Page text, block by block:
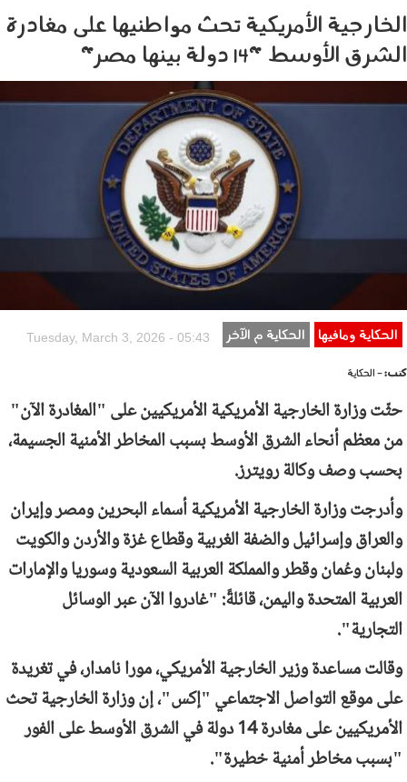
الخارجية الأمريكية تحث مواطنيها على مغادرة
الشرق الأوسط "14 دولة بينها مصر"
030302.jpg
الحكاية ومافيها الحكاية م الآخر Tuesday, March 3, 2026 - 05:43
كتب:- الحكاية
حثّت وزارة الخارجية الأمريكية الأمريكيين على "المغادرة الآن"
من معظم أنحاء الشرق الأوسط بسبب المخاطر الأمنية الجسيمة،
بحسب وصف وكالة رويترز.
وأدرجت وزارة الخارجية الأمريكية أسماء البحرين ومصر وإيران
والعراق وإسرائيل والضفة الغربية وقطاع غزة والأردن والكويت
ولبنان وعُمان وقطر والمملكة العربية السعودية وسوريا والإمارات
العربية المتحدة واليمن، قائلةً: "غادروا الآن عبر الوسائل
التجارية".
وقالت مساعدة وزير الخارجية الأمريكي، مورا نامدار، في تغريدة
على موقع التواصل الاجتماعي "إكس"، إن وزارة الخارجية تحث
الأمريكيين على مغادرة 14 دولة في الشرق الأوسط على الفور
"بسبب مخاطر أمنية خطيرة".